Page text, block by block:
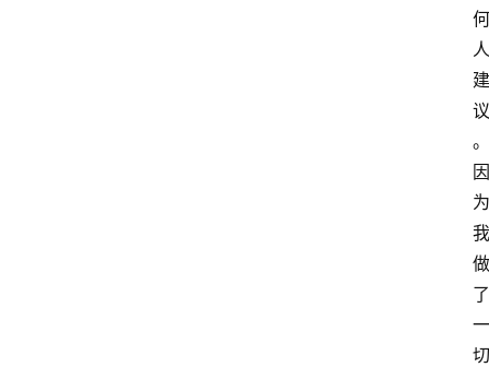
何
人
建
议
。
因
为
我
做
了
一
切